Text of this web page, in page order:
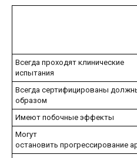
Всегда проходят клинические
испытания
Всегда сертифицированы
образом
Имеют побочные эффекты
Могут
остановить прогрессирование